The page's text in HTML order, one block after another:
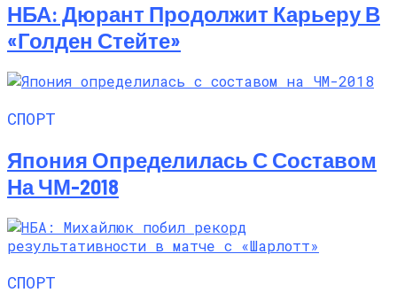
НБА: Дюрант Продолжит Карьеру В
«Голден Стейте»
СПОРТ
Япония Определилась С Составом
На ЧМ-2018
СПОРТ